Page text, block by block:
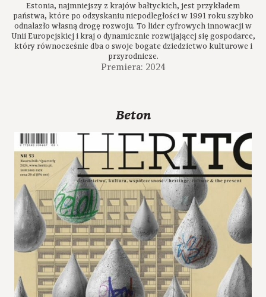
Estonia, najmniejszy z krajów bałtyckich, jest przykładem
państwa, które po odzyskaniu niepodległości w 1991 roku szybko
odnalazło własną drogę rozwoju. To lider cyfrowych innowacji w
Unii Europejskiej i kraj o dynamicznie rozwijającej się gospodarce,
który równocześnie dba o swoje bogate dziedzictwo kulturowe i
przyrodnicze.
Premiera: 2024
Beton